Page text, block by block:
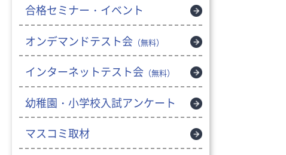
合格セミナー・イベント
オンデマンドテスト会 （無料）
インターネットテスト会 （無料）
幼稚園・小学校入試アンケート
マスコミ取材